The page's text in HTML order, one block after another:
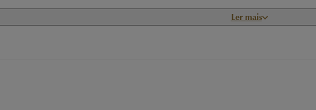
é uma criação exclusiva dos renomados Maîtres Chocolatiers
Ler mais